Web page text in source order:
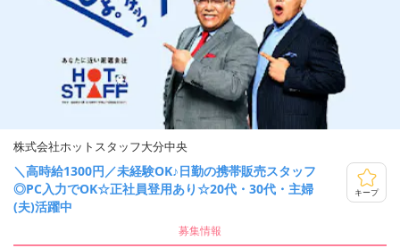
株式会社ホットスタッフ大分中央
＼高時給1300円／未経験OK♪日勤の携帯販売スタッフ
◎PC入力でOK☆正社員登用あり☆20代・30代・主婦
(夫)活躍中
キープ
募集情報